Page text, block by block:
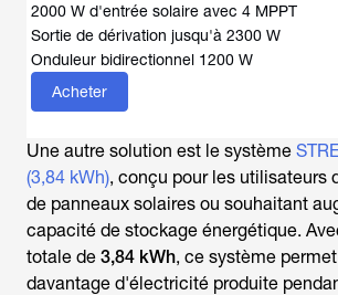
2000 W d'entrée solaire avec 4 MPPT
Sortie de dérivation jusqu'à 2300 W
Onduleur bidirectionnel 1200 W
Acheter
Une autre solution est le système
(3,84 kWh), conçu pour les utilisateurs
de panneaux solaires ou souhaitant
capacité de stockage énergétique.
totale de 3,84 kWh, ce système
davantage d'électricité produite